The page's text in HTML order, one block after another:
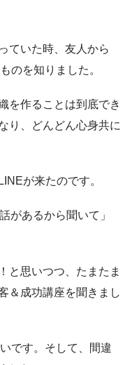
ていた時、友人から
のを知りました。
を作ることは到底でき
り、どんどん心身共に
が来たのです。
があるから聞いて」
と思いつつ、たまたま
＆成功講座を聞きまし
です。そして、間違